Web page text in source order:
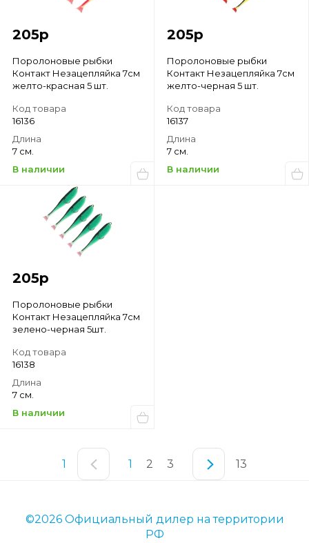
205р
Поролоновые рыбки
Контакт Незацепляйка 7см
желто-красная 5 шт.
Код товара
16136
Длина
7 см.
В наличии
205р
Поролоновые рыбки
Контакт Незацепляйка 7см
желто-черная 5 шт.
Код товара
16137
Длина
7 см.
В наличии
205р
Поролоновые рыбки
Контакт Незацепляйка 7см
зелено-черная 5шт.
Код товара
16138
Длина
7 см.
В наличии
1 1 2 3 13
©2026 Официальный дилер на территории
РФ